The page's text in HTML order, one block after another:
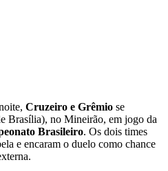
Cruzeiro e Grêmio se
Brasília), no Mineirão, em jogo da
Brasileiro. Os dois times
e encaram o duelo como chance